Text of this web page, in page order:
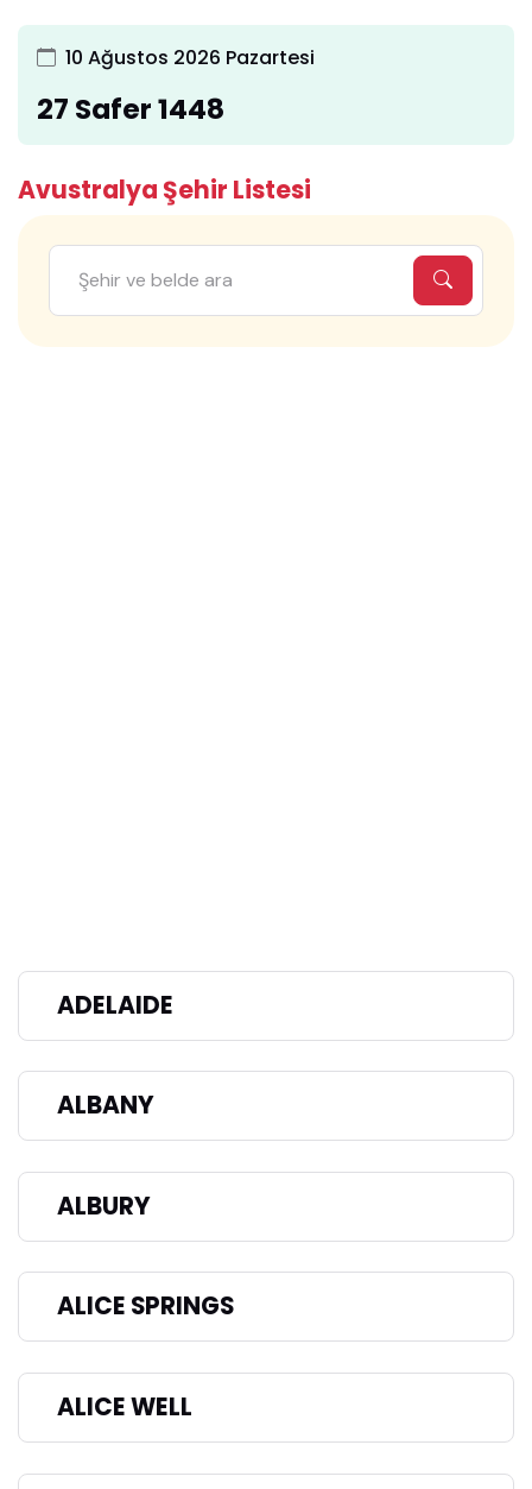
10 Ağustos 2026 Pazartesi
27 Safer 1448
Avustralya Şehir Listesi
ADELAIDE
ALBANY
ALBURY
ALICE SPRINGS
ALICE WELL